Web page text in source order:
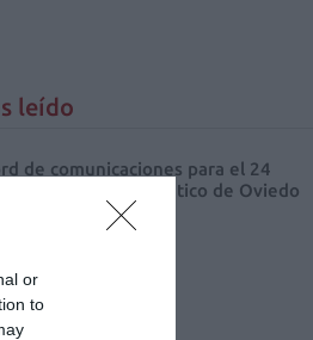
or
to
leído
de comunicaciones para el 24
Nacional Farmacéutico de Oviedo